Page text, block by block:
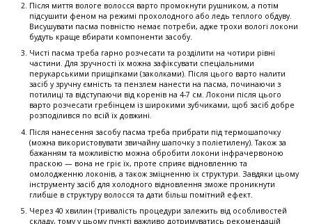
Після миття вологе волосся варто промокнути рушником, а потім
підсушити феном на режимі прохолодного або ледь теплого обдуву.
Висушувати пасма повністю немає потреби, адже трохи вологі локони
будуть краще вбирати компоненти засобу.
Чисті пасма треба гарно розчесати та розділити на чотири рівні
частини. Для зручності їх можна зафіксувати спеціальними
перукарськими прищіпками (заколками). Після цього варто налити
засіб у зручну ємність та пензлем нанести на пасма, починаючи з
потилиці та відступаючи від коренів на 4-7 см. Локони після цього
варто розчесати гребінцем із широкими зубчиками, щоб засіб добре
розподілився по всій їх довжині.
Після нанесення засобу пасма треба прибрати під термошапочку
(можна використовувати звичайну шапочку з поліетилену). Також за
бажанням та можливістю можна обробити локони інфрачервоною
праскою — вона не гріє їх, проте сприяє відновленню та
омолодженню локонів, а також зміцненню їх структури. Завдяки цьому
інструменту засіб для холодного відновлення зможе проникнути
глибше в структуру волосся та дати більш помітний ефект.
Через 40 хвилин (тривалість процедури залежить від особливостей
складу, тому у цьому пункті важливо дотримуватись рекомендацій